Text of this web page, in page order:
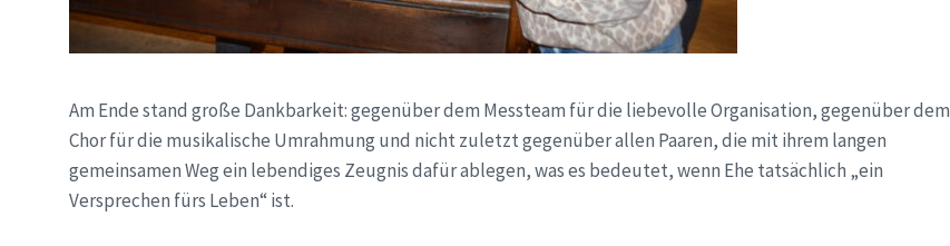
Am Ende stand große Dankbarkeit: gegenüber dem Messteam für die liebevolle Organisation, gegenüber dem
Chor für die musikalische Umrahmung und nicht zuletzt gegenüber allen Paaren, die mit ihrem langen
gemeinsamen Weg ein lebendiges Zeugnis dafür ablegen, was es bedeutet, wenn Ehe tatsächlich „ein
Versprechen fürs Leben“ ist.